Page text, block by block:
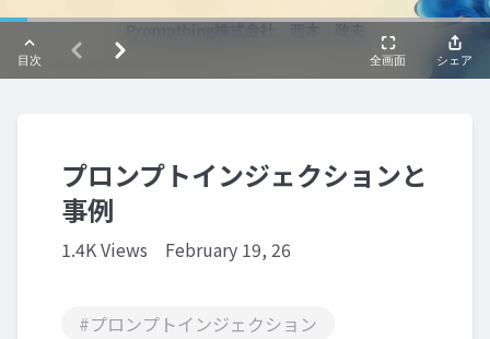
プロンプトインジェクションと
事例
1.4K Views February 19, 26
#プロンプトインジェクション